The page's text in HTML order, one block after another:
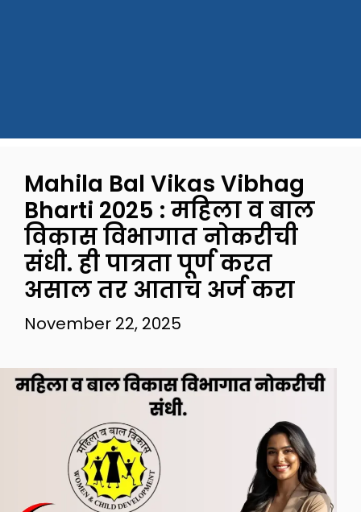
Mahila Bal Vikas Vibhag
Bharti 2025 : महिला व बाल
विकास विभागात नोकरीची
संधी. ही पात्रता पूर्ण करत
असाल तर आताच अर्ज करा
November 22, 2025